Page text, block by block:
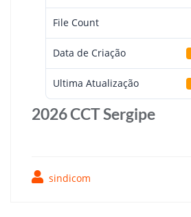
File Count
Data de Criação
Ultima Atualização
2026 CCT Sergipe
sindicom